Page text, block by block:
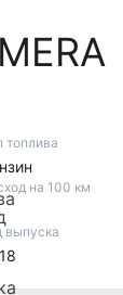
топлива
на 100 км
выпуска